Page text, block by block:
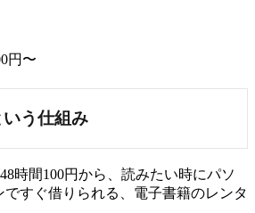
円〜
う仕組み
時間100円から、読みたい時にパソ
ですぐ借りられる、電子書籍のレンタ